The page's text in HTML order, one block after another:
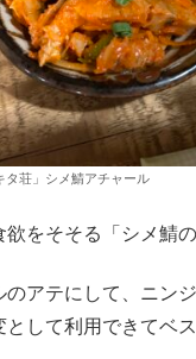
タ荘」シメ鯖アチャール
をそそる「シメ鯖の
のアテにして、ニン
して利用できてベス